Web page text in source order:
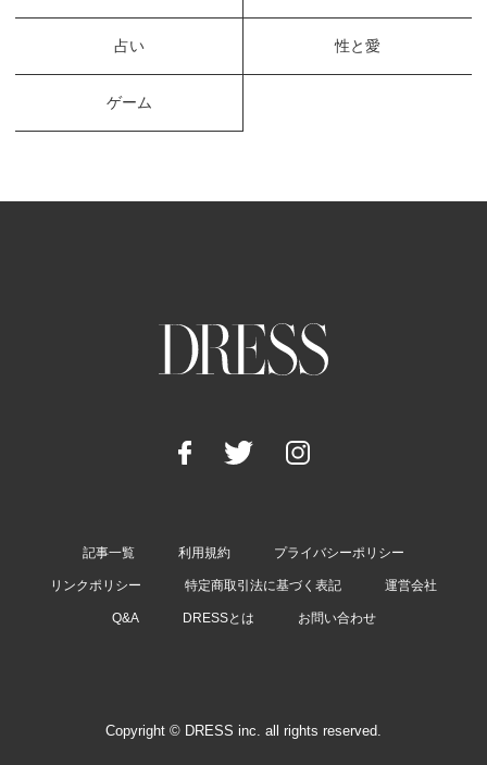
占い 性と愛
ゲーム
記事一覧 利用規約 プライバシーポリシー
リンクポリシー 特定商取引法に基づく表記 運営会社
Q&A DRESSとは お問い合わせ
Copyright © DRESS inc. all rights reserved.